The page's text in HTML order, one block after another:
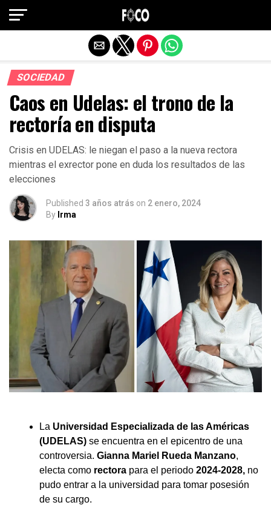
SOCIEDAD
Caos en Udelas: el trono de la
rectoría en disputa
Crisis en UDELAS: le niegan el paso a la nueva rectora
mientras el exrector pone en duda los resultados de las
elecciones
Published 3 años atrás on 2 enero, 2024
By Irma
La Universidad Especializada de las Américas
(UDELAS) se encuentra en el epicentro de una
controversia. Gianna Mariel Rueda Manzano,
electa como rectora para el periodo 2024-2028, no
pudo entrar a la universidad para tomar posesión
de su cargo.
Salir de la versión móvil